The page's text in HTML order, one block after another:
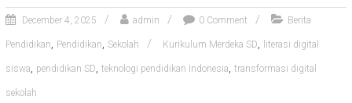
December 4, 2025 admin 0 Comment Berita
Pendidikan, Pendidikan, Sekolah Kurikulum Merdeka SD, literasi digital
siswa, pendidikan SD, teknologi pendidikan Indonesia, transformasi digital
sekolah